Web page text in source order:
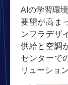
AIの学習環
要望が高ま
ンフラデザ
供給と空調
センターで
リューショ